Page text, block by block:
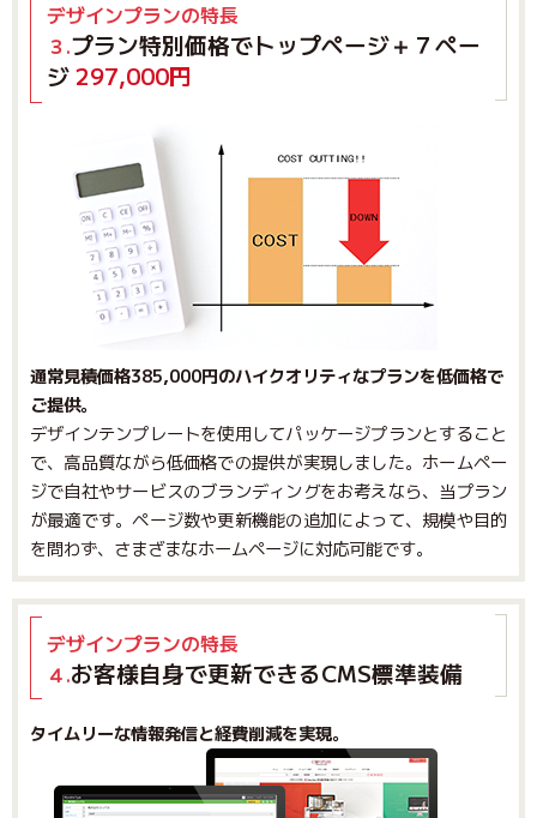
デザインプランの特長
３.プラン特別価格でトップページ＋７ペー
ジ297,000円
通常見積価格385,000円のハイクオリティなプランを低価格で
ご提供。
デザインテンプレートを使用してパッケージプランとすること
で、高品質ながら低価格での提供が実現しました。ホームペー
ジで自社やサービスのブランディングをお考えなら、当プラン
が最適です。ページ数や更新機能の追加によって、規模や目的
を問わず、さまざまなホームページに対応可能です。
デザインプランの特長
４.お客様自身で更新できるCMS標準装備
タイムリーな情報発信と経費削減を実現。